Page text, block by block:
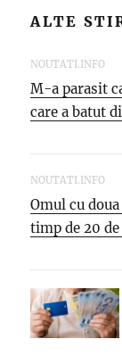
ALTE
NOUTATI.INFO
M-a parasit
care a batut
NOUTATI.INFO
Omul cu
timp de 20 de